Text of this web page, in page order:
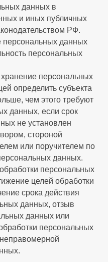
данных в
и иных публичных
РФ.
персональных данных
персональных
персональных
определить субъекта
чем этого требуют
данных, если срок
не установлен
стороной
или поручителем по
данных.
персональных
целей обработки
срока действия
данных, отзыв
данных или
персональных